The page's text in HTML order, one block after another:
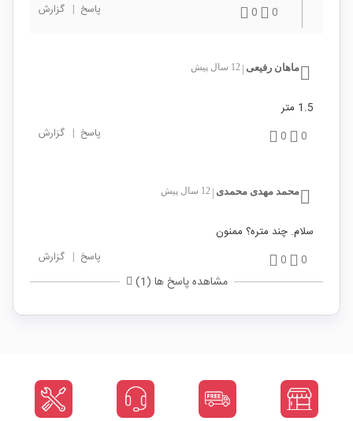
0
0 پاسخ | گزارش
ماهان رفیعی 12 سال پیش
1.5 متر
0
0 پاسخ | گزارش
محمد مهدی محمدی 12 سال پیش
سلام. چند متره؟ ممنون
0
0 پاسخ | گزارش
مشاهده پاسخ ها (1)